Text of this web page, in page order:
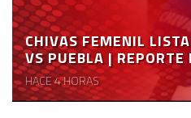
CHIVAS FEMENIL
VS PUEBLA | REPORTE
HACE 4 HORAS